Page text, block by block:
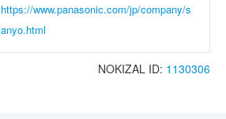
https://www.panasonic.com/jp/company/s
anyo.html
NOKIZAL ID: 1130306